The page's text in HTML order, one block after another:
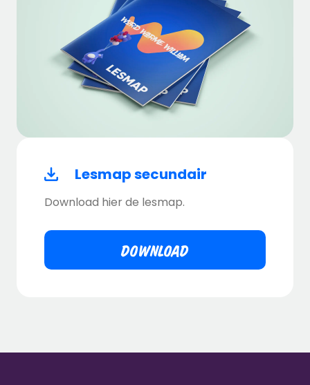
Lesmap secundair
Download hier de lesmap.
DOWNLOAD